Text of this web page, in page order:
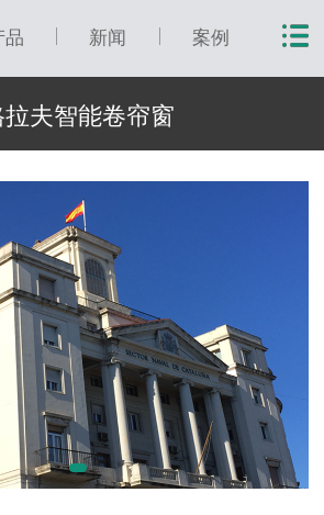
品 新闻 案例
夫智能卷帘窗